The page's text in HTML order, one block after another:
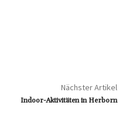
Nächster Artikel
Indoor-Aktivitäten in Herborn